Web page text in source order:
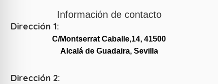
Información de contacto
Dirección 1:
C/Montserrat Caballe,14, 41500
Alcalá de Guadaira, Sevilla
Dirección 2: